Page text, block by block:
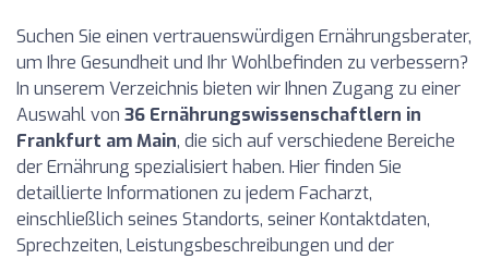
Suchen Sie einen vertrauenswürdigen Ernährungsberater,
um Ihre Gesundheit und Ihr Wohlbefinden zu verbessern?
In unserem Verzeichnis bieten wir Ihnen Zugang zu einer
Auswahl von 36 Ernährungswissenschaftlern in
Frankfurt am Main, die sich auf verschiedene Bereiche
der Ernährung spezialisiert haben. Hier finden Sie
detaillierte Informationen zu jedem Facharzt,
einschließlich seines Standorts, seiner Kontaktdaten,
Sprechzeiten, Leistungsbeschreibungen und der